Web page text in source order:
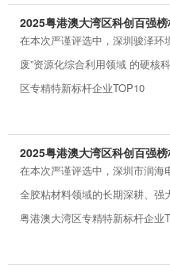
2025粤港澳大湾区科创百强
在本次严谨评选中，深圳骏泽环
废”资源化综合利用领域 的硬核
区专精特新标杆企业TOP10
2025粤港澳大湾区科创百强
在本次严谨评选中，深圳市润
全胶粘材料领域的长期深耕、
粤港澳大湾区专精特新标杆企业